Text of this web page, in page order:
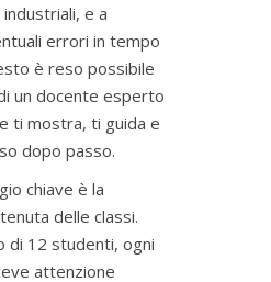
e a
errori in tempo
è reso possibile
un docente esperto
ti mostra, ti guida e
dopo passo.
chiave è la
delle classi.
di 12 studenti, ogni
attenzione